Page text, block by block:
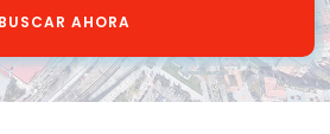
BUSCAR AHORA